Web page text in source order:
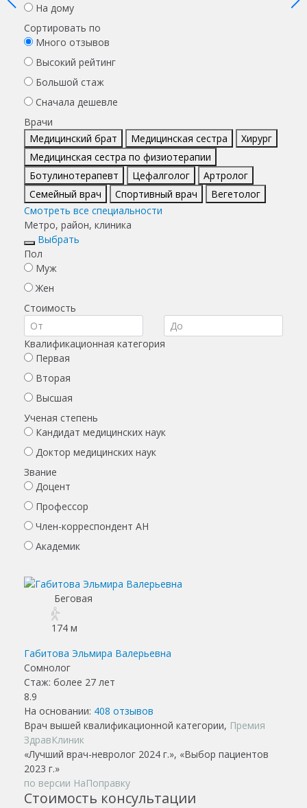
На дому
Сортировать по
Много отзывов
Высокий рейтинг
Большой стаж
Сначала дешевле
Врачи
Медицинский брат
Медицинская сестра
Хирург
Медицинская сестра по физиотерапии
Ботулинотерапевт
Цефалголог
Артролог
Семейный врач
Спортивный врач
Вегетолог
Смотреть все специальности
Метро, район, клиника
Выбрать
Пол
Муж
Жен
Стоимость
Квалификационная категория
Первая
Вторая
Высшая
Ученая степень
Кандидат медицинских наук
Доктор медицинских наук
Звание
Доцент
Профессор
Член-корреспондент АН
Академик
Беговая
174 м
Габитова Эльмира Валерьевна
Сомнолог
Стаж: более 27 лет
8.9
На основании: 408 отзывов
Врач вышей квалификационной категории, Премия
ЗдравКлиник
«Лучший врач-невролог 2024 г.», «Выбор пациентов
2023 г.»
по версии НаПоправку
Стоимость консультации